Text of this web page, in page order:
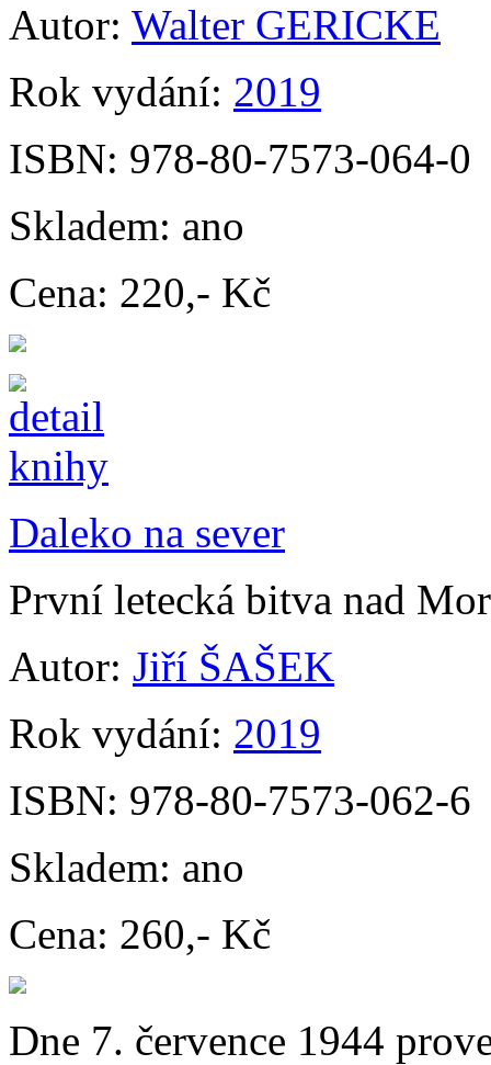
Autor: Walter GERICKE
Rok vydání: 2019
ISBN: 978-80-7573-064-0
Skladem: ano
Cena: 220,- Kč
Daleko na sever
První letecká bitva nad
Autor: Jiří ŠAŠEK
Rok vydání: 2019
ISBN: 978-80-7573-062-6
Skladem: ano
Cena: 260,- Kč
Dne 7. července 1944